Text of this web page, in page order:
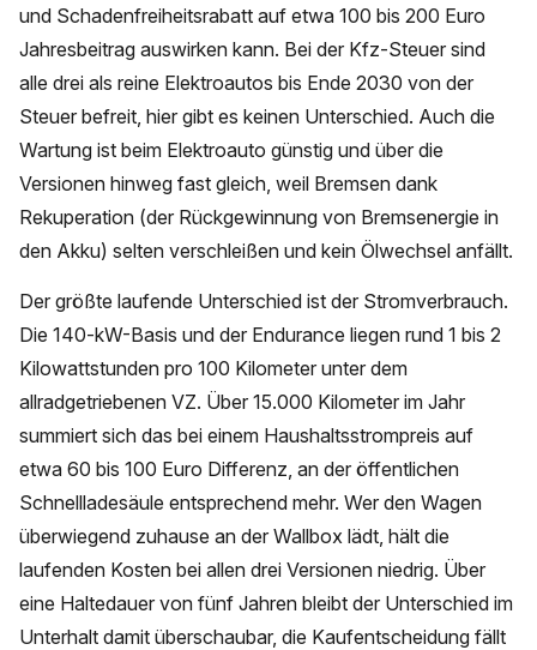
und Schadenfreiheitsrabatt auf etwa 100 bis 200 Euro
Jahresbeitrag auswirken kann. Bei der Kfz-Steuer sind
alle drei als reine Elektroautos bis Ende 2030 von der
Steuer befreit, hier gibt es keinen Unterschied. Auch die
Wartung ist beim Elektroauto günstig und über die
Versionen hinweg fast gleich, weil Bremsen dank
Rekuperation (der Rückgewinnung von Bremsenergie in
den Akku) selten verschleißen und kein Ölwechsel anfällt.
Der größte laufende Unterschied ist der Stromverbrauch.
Die 140-kW-Basis und der Endurance liegen rund 1 bis 2
Kilowattstunden pro 100 Kilometer unter dem
allradgetriebenen VZ. Über 15.000 Kilometer im Jahr
summiert sich das bei einem Haushaltsstrompreis auf
etwa 60 bis 100 Euro Differenz, an der öffentlichen
Schnellladesäule entsprechend mehr. Wer den Wagen
überwiegend zuhause an der Wallbox lädt, hält die
laufenden Kosten bei allen drei Versionen niedrig. Über
eine Haltedauer von fünf Jahren bleibt der Unterschied im
Unterhalt damit überschaubar, die Kaufentscheidung fällt